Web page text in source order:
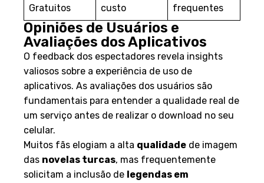
Gratuitos
custo
frequentes
Opiniões de Usuários e
Avaliações dos Aplicativos
O feedback dos espectadores revela insights
valiosos sobre a experiência de uso de
aplicativos. As avaliações dos usuários são
fundamentais para entender a qualidade real de
um serviço antes de realizar o download no seu
celular.
Muitos fãs elogiam a alta qualidade de imagem
das novelas turcas, mas frequentemente
solicitam a inclusão de legendas em